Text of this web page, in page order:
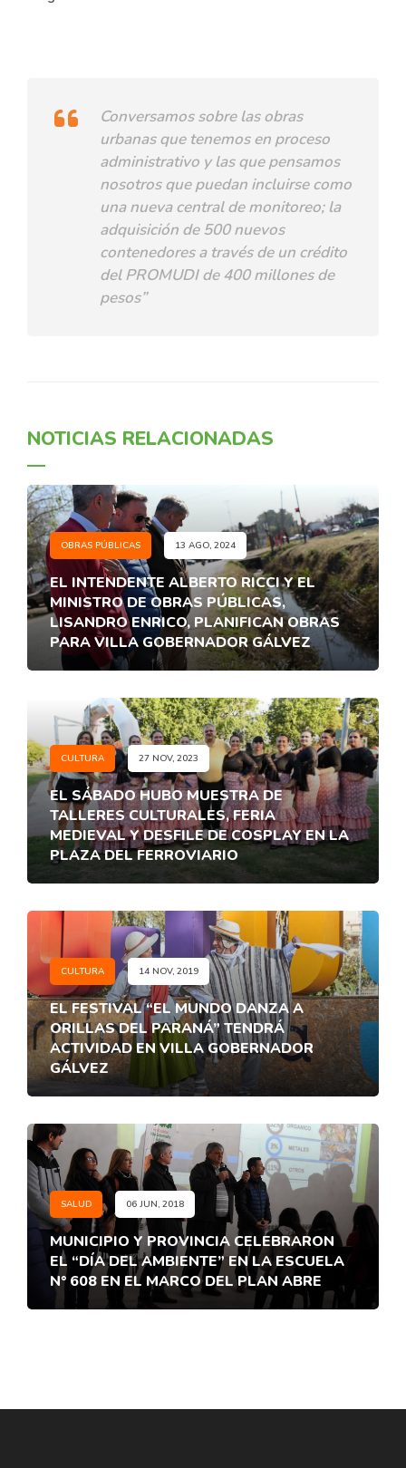
Conversamos sobre las obras
urbanas que tenemos en proceso
administrativo y las que pensamos
nosotros que puedan incluirse como
una nueva central de monitoreo; la
adquisición de 500 nuevos
contenedores a través de un crédito
del PROMUDI de 400 millones de
pesos”
NOTICIAS RELACIONADAS
OBRAS PÚBLICAS 13 AGO, 2024
EL INTENDENTE ALBERTO RICCI Y EL
MINISTRO DE OBRAS PÚBLICAS,
LISANDRO ENRICO, PLANIFICAN OBRAS
PARA VILLA GOBERNADOR GÁLVEZ
CULTURA 27 NOV, 2023
EL SÁBADO HUBO MUESTRA DE
TALLERES CULTURALES, FERIA
MEDIEVAL Y DESFILE DE COSPLAY EN LA
PLAZA DEL FERROVIARIO
CULTURA 14 NOV, 2019
EL FESTIVAL “EL MUNDO DANZA A
ORILLAS DEL PARANÁ” TENDRÁ
ACTIVIDAD EN VILLA GOBERNADOR
GÁLVEZ
SALUD 06 JUN, 2018
MUNICIPIO Y PROVINCIA CELEBRARON
EL “DÍA DEL AMBIENTE” EN LA ESCUELA
N° 608 EN EL MARCO DEL PLAN ABRE